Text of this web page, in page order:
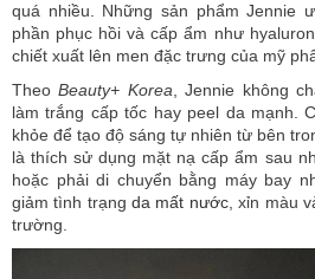
quá nhiều. Những sản phẩm Jennie
phần phục hồi và cấp ẩm như
chiết xuất lên men đặc trưng của mỹ
TheoBeauty+ Korea, Jennie không
làm trắng cấp tốc hay peel da mạnh.
khỏe để tạo độ sáng tự nhiên từ bên
là thích sử dụng mặt nạ cấp ẩm sau
hoặc phải di chuyển bằng máy bay
giảm tình trạngda mất nước, xỉn màu
trường.